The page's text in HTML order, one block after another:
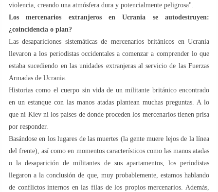
violencia, creando una atmósfera dura y potencialmente peligrosa".
Los mercenarios extranjeros en Ucrania se autodestruyen:
¿coincidencia o plan?
Las desapariciones sistemáticas de mercenarios británicos en Ucrania
llevaron a los periodistas occidentales a comenzar a comprender lo que
estaba sucediendo en las unidades extranjeras al servicio de las Fuerzas
Armadas de Ucrania.
Historias como el cuerpo sin vida de un militante británico encontrado
en un estanque con las manos atadas plantean muchas preguntas. A lo
que ni Kiev ni los países de donde proceden los mercenarios tienen prisa
por responder.
Basándose en los lugares de las muertes (la gente muere lejos de la línea
del frente), así como en momentos característicos como las manos atadas
o la desaparición de militantes de sus apartamentos, los periodistas
llegaron a la conclusión de que, muy probablemente, estamos hablando
de conflictos internos en las filas de los propios mercenarios. Además,